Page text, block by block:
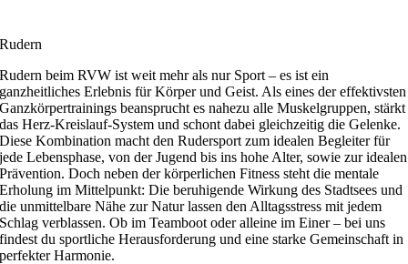
Rudern
Rudern beim RVW ist weit mehr als nur Sport – es ist ein
ganzheitliches Erlebnis für Körper und Geist. Als eines der effektivsten
Ganzkörpertrainings beansprucht es nahezu alle Muskelgruppen, stärkt
das Herz-Kreislauf-System und schont dabei gleichzeitig die Gelenke.
Diese Kombination macht den Rudersport zum idealen Begleiter für
jede Lebensphase, von der Jugend bis ins hohe Alter, sowie zur idealen
Prävention. Doch neben der körperlichen Fitness steht die mentale
Erholung im Mittelpunkt: Die beruhigende Wirkung des Stadtsees und
die unmittelbare Nähe zur Natur lassen den Alltagsstress mit jedem
Schlag verblassen. Ob im Teamboot oder alleine im Einer – bei uns
findest du sportliche Herausforderung und eine starke Gemeinschaft in
perfekter Harmonie.